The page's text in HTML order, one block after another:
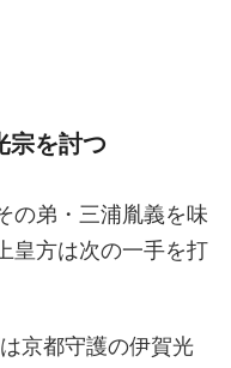
宗を討つ
の弟・三浦胤義を味
方は次の一手を打
京都守護の伊賀光